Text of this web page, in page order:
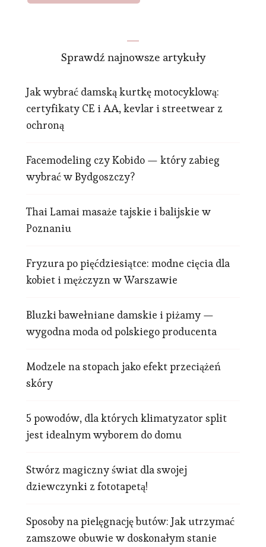
Sprawdź najnowsze artykuły
Jak wybrać damską kurtkę motocyklową:
certyfikaty CE i AA, kevlar i streetwear z
ochroną
Facemodeling czy Kobido — który zabieg
wybrać w Bydgoszczy?
Thai Lamai masaże tajskie i balijskie w
Poznaniu
Fryzura po pięćdziesiątce: modne cięcia dla
kobiet i mężczyzn w Warszawie
Bluzki bawełniane damskie i piżamy —
wygodna moda od polskiego producenta
Modzele na stopach jako efekt przeciążeń
skóry
5 powodów, dla których klimatyzator split
jest idealnym wyborem do domu
Stwórz magiczny świat dla swojej
dziewczynki z fototapetą!
Sposoby na pielęgnację butów: Jak utrzymać
zamszowe obuwie w doskonałym stanie